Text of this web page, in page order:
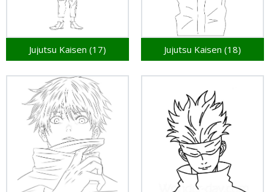
Jujutsu Kaisen (17) Jujutsu Kaisen (18)